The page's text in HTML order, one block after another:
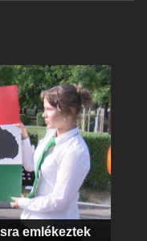
emlékeztek